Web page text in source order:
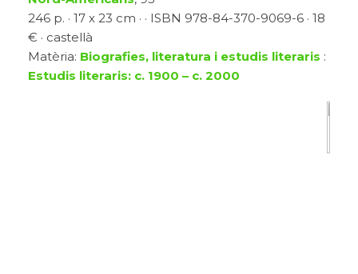
246 p. · 17 x 23 cm · · ISBN 978-84-370-9069-6 · 18
€ · castellà
Matèria: Biografies, literatura i estudis literaris :
Estudis literaris: c. 1900 – c. 2000